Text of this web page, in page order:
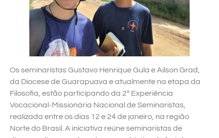
Os seminaristas Gustavo Henrique Gula e Ailson Grad,
da Diocese de Guarapuava e atualmente na etapa da
Filosofia, estão participando da 2ª Experiência
Vocacional-Missionária Nacional de Seminaristas,
realizada entre os dias 12 e 24 de janeiro, na região
Norte do Brasil. A iniciativa reúne seminaristas de